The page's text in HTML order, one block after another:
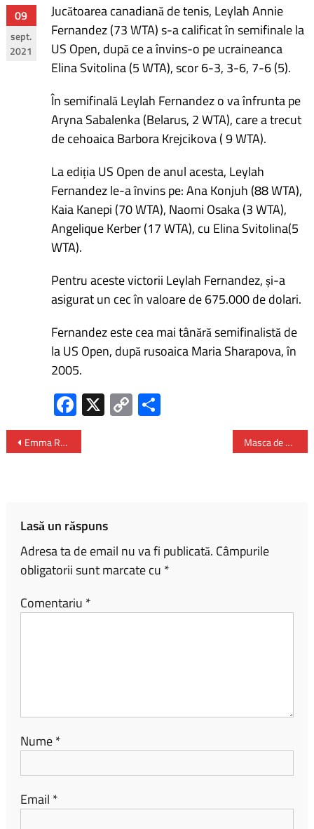
09
sept.
2021
Jucătoarea canadiană de tenis, Leylah Annie
Fernandez (73 WTA) s-a calificat în semifinale la
US Open, după ce a învins-o pe ucraineanca
Elina Svitolina (5 WTA), scor 6-3, 3-6, 7-6 (5).
În semifinală Leylah Fernandez o va înfrunta pe
Aryna Sabalenka (Belarus, 2 WTA), care a trecut
de cehoaica Barbora Krejcikova ( 9 WTA).
La ediția US Open de anul acesta, Leylah
Fernandez le-a învins pe: Ana Konjuh (88 WTA),
Kaia Kanepi (70 WTA), Naomi Osaka (3 WTA),
Angelique Kerber (17 WTA), cu Elina Svitolina(5
WTA).
Pentru aceste victorii Leylah Fernandez, și-a
asigurat un cec în valoare de 675.000 de dolari.
Fernandez este cea mai tânără semifinalistă de
la US Open, după rusoaica Maria Sharapova, în
2005.
Fa
ce
b
X C
o
Navigare
în
articole
Emma Răducanu – în semifinale la US Open 2021 Masca de protecție – obligatorie pe o rază de 50 de metri în jurul școlilor din București
Lasă un răspuns
Adresa ta de email nu va fi publicată. Câmpurile
obligatorii sunt marcate cu *
Comentariu *
Nume*
Email *